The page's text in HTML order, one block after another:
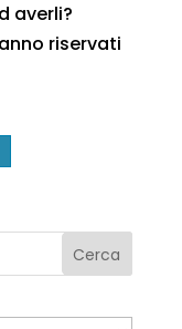
averli?
riservati